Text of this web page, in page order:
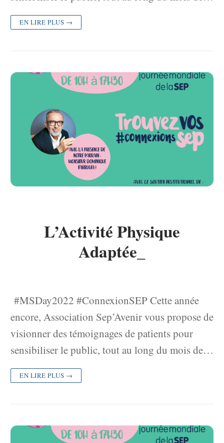
EN LIRE PLUS →
L’Activité Physique
Adaptée_
#MSDay2022 #ConnexionSEP Cette année
encore, Association Sep’Avenir vous propose de
visionner des témoignages de patients pour
sensibiliser le public, tout au long du mois de…
EN LIRE PLUS →